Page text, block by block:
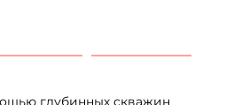
глубинных скважин